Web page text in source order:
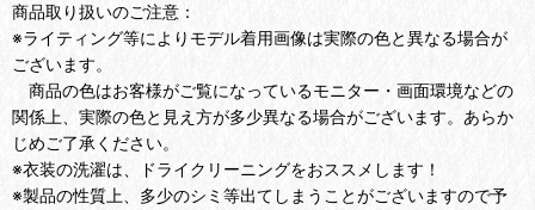
商品取り扱いのご注意：
※ライティング等によりモデル着用画像は実際の色と異なる場合が
ございます。
商品の色はお客様がご覧になっているモニター・画面環境などの
関係上、実際の色と見え方が多少異なる場合がございます。あらか
じめご了承ください。
※衣装の洗濯は、ドライクリーニングをおススメします！
※製品の性質上、多少のシミ等出てしまうことがございますので予